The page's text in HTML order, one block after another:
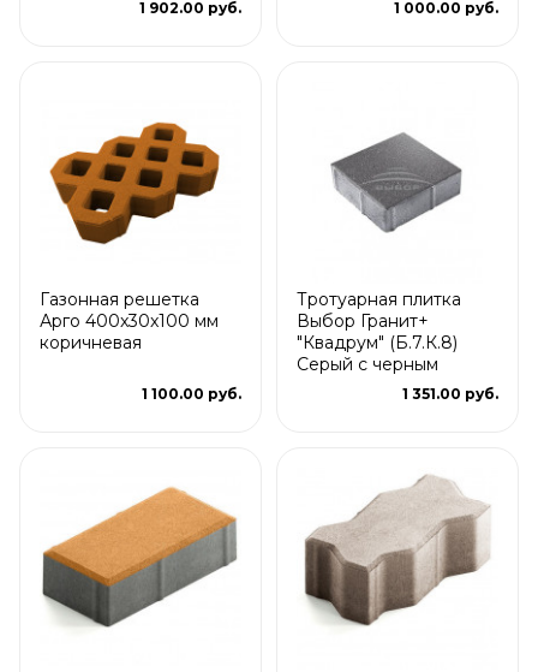
1 902.00 руб. 1 000.00 руб.
Газонная решетка
Арго 400x30x100 мм
коричневая
1 100.00 руб.
Тротуарная плитка
Выбор Гранит+
"Квадрум" (Б.7.К.8)
Серый с черным
1 351.00 руб.